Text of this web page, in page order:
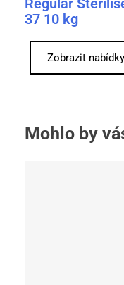
Regular
37 10 kg
Zobrazit nabídky
Mohlo by